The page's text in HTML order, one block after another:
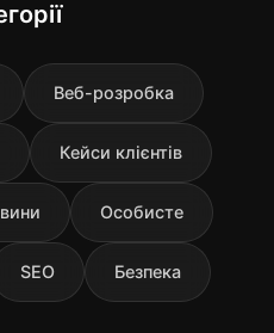
Веб-розробка
Кейси клієнтів
Особисте
SEO Безпека